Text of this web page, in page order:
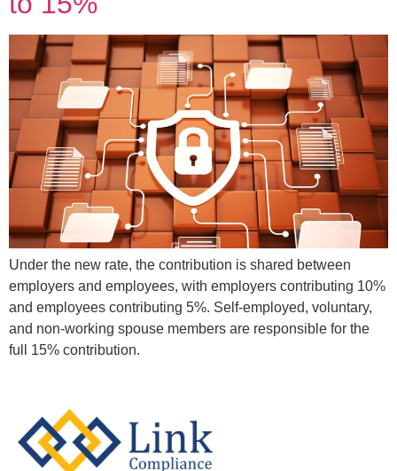
Under the new rate, the contribution is shared between
employers and employees, with employers contributing 10%
and employees contributing 5%. Self-employed, voluntary,
and non-working spouse members are responsible for the
full 15% contribution.